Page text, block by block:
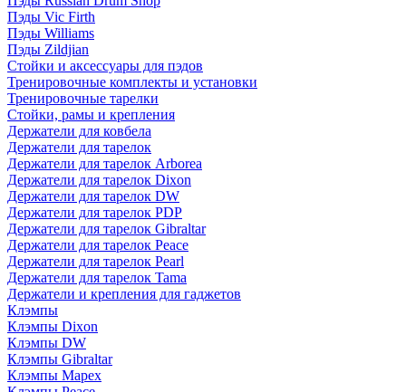
Пэды Vic Firth
Пэды Williams
Пэды Zildjian
Стойки и аксессуары для пэдов
Тренировочные комплекты и установки
Тренировочные тарелки
Стойки, рамы и крепления
Держатели для ковбела
Держатели для тарелок
Держатели для тарелок Arborea
Держатели для тарелок Dixon
Держатели для тарелок DW
Держатели для тарелок PDP
Держатели для тарелок Gibraltar
Держатели для тарелок Peace
Держатели для тарелок Pearl
Держатели для тарелок Tama
Держатели и крепления для гаджетов
Клэмпы
Клэмпы Dixon
Клэмпы DW
Клэмпы Gibraltar
Клэмпы Mapex